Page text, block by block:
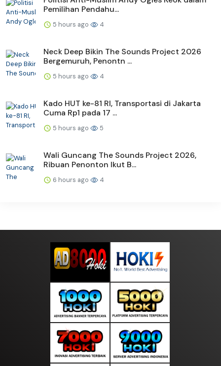
Pemilihan Pendahu...
5 hours ago 4
Neck Deep Bikin The Sounds Project 2026
Bergemuruh, Penontn ...
5 hours ago 4
Kado HUT ke-81 RI, Transportasi di Jakarta
Cuma Rp1 pada 17 ...
5 hours ago 5
Wali Guncang The Sounds Project 2026,
Ribuan Penonton Ikut B...
6 hours ago 4